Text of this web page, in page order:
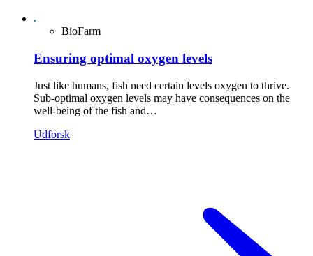
BioFarm
Ensuring optimal oxygen levels
Just like humans, fish need certain levels oxygen to thrive.
Sub-optimal oxygen levels may have consequences on the
well-being of the fish and…
Udforsk